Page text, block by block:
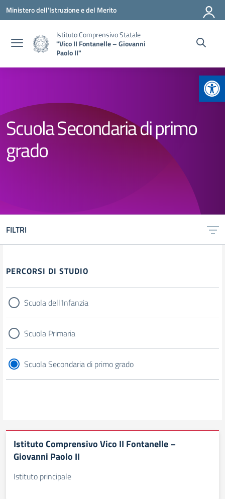
Vai ai contenuti
Vai al menu di navigazione
Vai al footer
Ministero dell'Istruzione e del Merito
Istituto Comprensivo Statale
"Vico II Fontanelle – Giovanni
Paolo II"
Scuola Secondaria di primo
grado
FILTRI
Filtri
PERCORSI DI STUDIO
Scuola dell'Infanzia
Scuola Primaria
Scuola Secondaria di primo grado
Istituto Comprensivo Vico II Fontanelle –
Giovanni Paolo II
Istituto principale